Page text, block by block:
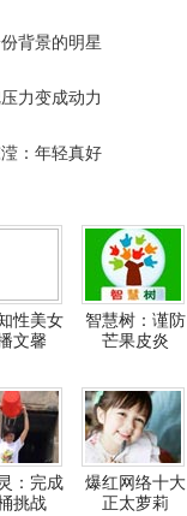
背景的明星
力变成动力
：年轻真好
性美女
文馨
智慧树：谨防
芒果皮炎
：完成
挑战
爆红网络十大
正太萝莉